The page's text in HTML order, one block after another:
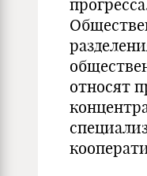
относят